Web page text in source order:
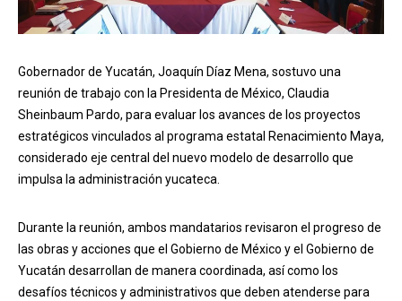
Gobernador de Yucatán, Joaquín Díaz Mena, sostuvo una
reunión de trabajo con la Presidenta de México, Claudia
Sheinbaum Pardo, para evaluar los avances de los proyectos
estratégicos vinculados al programa estatal Renacimiento Maya,
considerado eje central del nuevo modelo de desarrollo que
impulsa la administración yucateca.
Durante la reunión, ambos mandatarios revisaron el progreso de
las obras y acciones que el Gobierno de México y el Gobierno de
Yucatán desarrollan de manera coordinada, así como los
desafíos técnicos y administrativos que deben atenderse para